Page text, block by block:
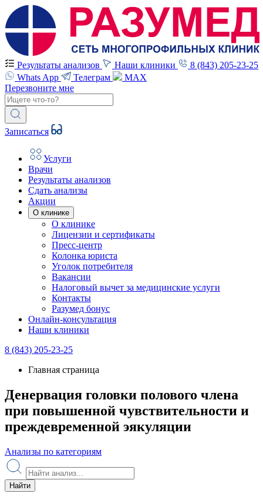
Результаты анализов Наши клиники
8 (843) 205-23-25
Whats App
Телеграм
MAX
Перезвоните мне
Записаться
Услуги
Врачи
Результаты анализов
Сдать анализы
Акции
О клинике
О клинике
Лицензии и сертификаты
Пресс-центр
Колонка юриста
Уголок потребителя
Вакансии
Налоговый вычет за медицинские услуги
Контакты
Разумед бонус
Онлайн-консультация
Наши клиники
8 (843) 205-23-25
Главная страница
Денервация головки полового члена
при повышенной чувствительности и
преждевременной эякуляции
Анализы по категориям
Найти